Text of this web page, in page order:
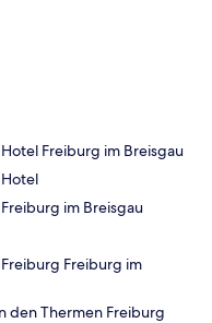
Freiburg im Breisgau
im Breisgau
Freiburg im
den Thermen Freiburg